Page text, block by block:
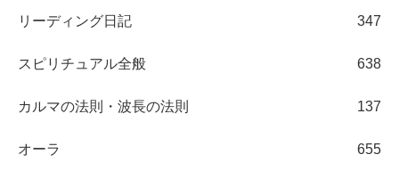
リーディング日記 347
スピリチュアル全般 638
カルマの法則・波長の法則 137
オーラ 655